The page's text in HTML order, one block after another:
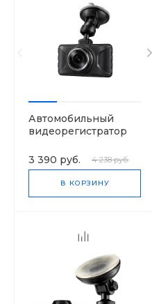
Автомобильный
видеорегистратор
3 390 руб.
4 238 руб.
В КОРЗИНУ